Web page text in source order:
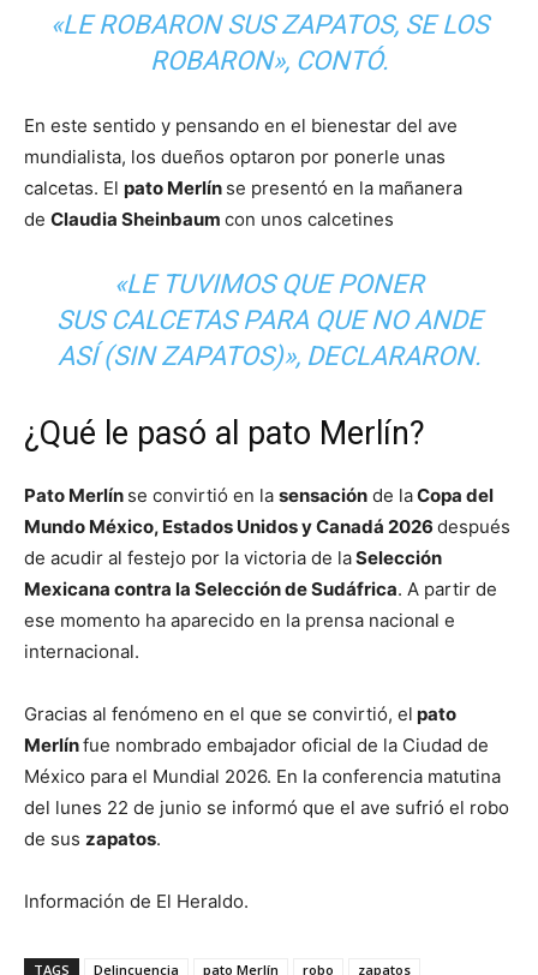
«LE ROBARON SUS ZAPATOS, SE LOS
ROBARON», CONTÓ.
En este sentido y pensando en el bienestar del ave
mundialista, los dueños optaron por ponerle unas
calcetas. El pato Merlín se presentó en la mañanera
de Claudia Sheinbaum con unos calcetines
«LE TUVIMOS QUE PONER
SUS CALCETAS PARA QUE NO ANDE
ASÍ (SIN ZAPATOS)», DECLARARON.
¿Qué le pasó al pato Merlín?
Pato Merlín se convirtió en la sensación de laCopa del
Mundo México, Estados Unidos y Canadá 2026 después
de acudir al festejo por la victoria de laSelección
Mexicana contra la Selección de Sudáfrica. A partir de
ese momento ha aparecido en la prensa nacional e
internacional.
Gracias al fenómeno en el que se convirtió, el pato
Merlínfue nombrado embajador oficial de la Ciudad de
México para el Mundial 2026. En la conferencia matutina
del lunes 22 de junio se informó que el ave sufrió el robo
de sus zapatos.
Información de El Heraldo.
TAGS Delincuencia pato Merlín robo zapatos